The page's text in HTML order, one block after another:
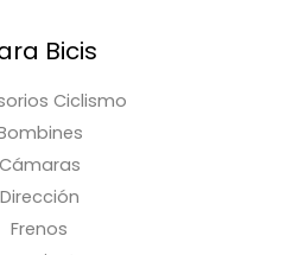
Bicis
Ciclismo
Cámaras
Dirección
Frenos